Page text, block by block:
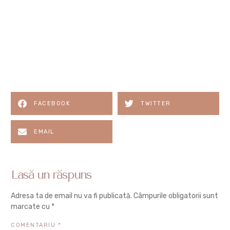
FACEBOOK TWITTER
EMAIL
Lasă un răspuns
Adresa ta de email nu va fi publicată. Câmpurile obligatorii sunt
marcate cu *
COMENTARIU *